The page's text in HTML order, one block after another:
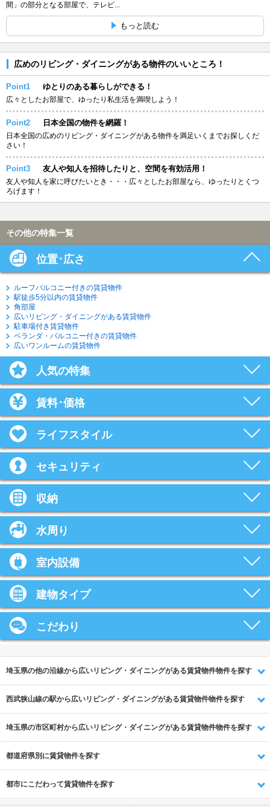
間」の部分となる部屋で、テレビ...
もっと読む
広めのリビング・ダイニングがある物件のいいところ！
Point1 ゆとりのある暮らしができる！
広々としたお部屋で、ゆったり私生活を満喫しよう！
Point2 日本全国の物件を網羅！
日本全国の広めのリビング・ダイニングがある物件を満足いくまでお探しくだ
さい！
Point3 友人や知人を招待したりと、空間を有効活用！
友人や知人を家に呼びたいとき・・・広々としたお部屋なら、ゆったりとくつ
ろげます！
その他の特集一覧
位置･広さ
ルーフバルコニー付きの賃貸物件
駅徒歩5分以内の賃貸物件
角部屋
広いリビング・ダイニングがある賃貸物件
駐車場付き賃貸物件
ベランダ・バルコニー付きの賃貸物件
広いワンルームの賃貸物件
人気の特集
賃料･価格
ライフスタイル
セキュリティ
収納
水周り
室内設備
建物タイプ
こだわり
埼玉県の他の沿線から広いリビング・ダイニングがある賃貸物件物件を探す
西武狭山線の駅から広いリビング・ダイニングがある賃貸物件物件を探す
埼玉県の市区町村から広いリビング・ダイニングがある賃貸物件物件を探す
都道府県別に賃貸物件を探す
都市にこだわって賃貸物件を探す